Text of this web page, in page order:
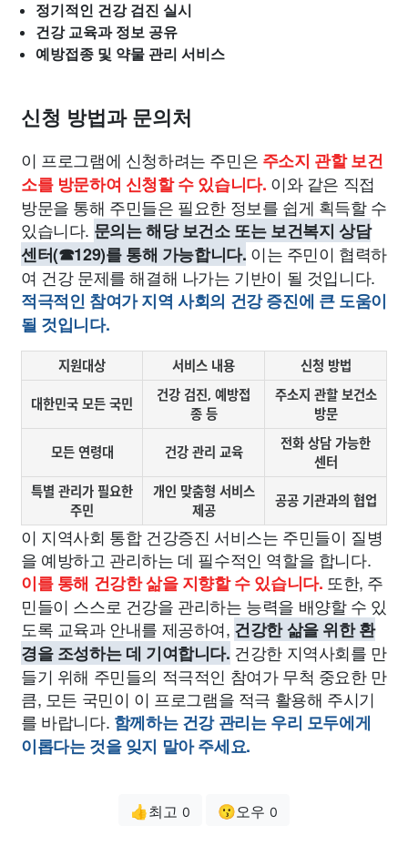
정기적인 건강 검진 실시
건강 교육과 정보 공유
예방접종 및 약물 관리 서비스
신청 방법과 문의처
이 프로그램에 신청하려는 주민은 주소지 관할 보건
소를 방문하여 신청할 수 있습니다. 이와 같은 직접
방문을 통해 주민들은 필요한 정보를 쉽게 획득할 수
있습니다. 문의는 해당 보건소 또는 보건복지 상담
센터(☎129)를 통해 가능합니다. 이는 주민이 협력하
여 건강 문제를 해결해 나가는 기반이 될 것입니다.
적극적인 참여가 지역 사회의 건강 증진에 큰 도움이
될 것입니다.
지원대상 서비스 내용 신청 방법
대한민국 모든 국민
건강 검진, 예방접
종 등
주소지 관할 보건소
방문
모든 연령대 건강 관리 교육
전화 상담 가능한
센터
특별 관리가 필요한
주민
개인 맞춤형 서비스
제공
공공 기관과의 협업
이 지역사회 통합 건강증진 서비스는 주민들이 질병
을 예방하고 관리하는 데 필수적인 역할을 합니다.
이를 통해 건강한 삶을 지향할 수 있습니다. 또한, 주
민들이 스스로 건강을 관리하는 능력을 배양할 수 있
도록 교육과 안내를 제공하여, 건강한 삶을 위한 환
경을 조성하는 데 기여합니다. 건강한 지역사회를 만
들기 위해 주민들의 적극적인 참여가 무척 중요한 만
큼, 모든 국민이 이 프로그램을 적극 활용해 주시기
를 바랍니다. 함께하는 건강 관리는 우리 모두에게
이롭다는 것을 잊지 말아 주세요.
👍최고 0 😗오우 0